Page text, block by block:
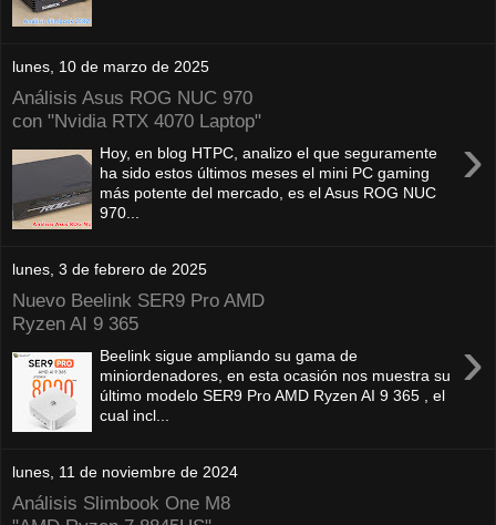
lunes, 10 de marzo de 2025
Análisis Asus ROG NUC 970
con "Nvidia RTX 4070 Laptop"
›
Hoy, en blog HTPC, analizo el que seguramente
ha sido estos últimos meses el mini PC gaming
más potente del mercado, es el Asus ROG NUC
970...
lunes, 3 de febrero de 2025
Nuevo Beelink SER9 Pro AMD
Ryzen AI 9 365
›
Beelink sigue ampliando su gama de
miniordenadores, en esta ocasión nos muestra su
último modelo SER9 Pro AMD Ryzen AI 9 365 , el
cual incl...
lunes, 11 de noviembre de 2024
Análisis Slimbook One M8